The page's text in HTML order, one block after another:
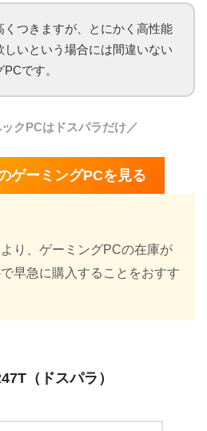
くつきますが、とにかく高性能
しいという場合には間違いない
です。
クPCはドスパラだけ／
ゲーミングPCを見る
り、ゲーミングPCの在庫が
早急に購入することをおすす
（ドスパラ）